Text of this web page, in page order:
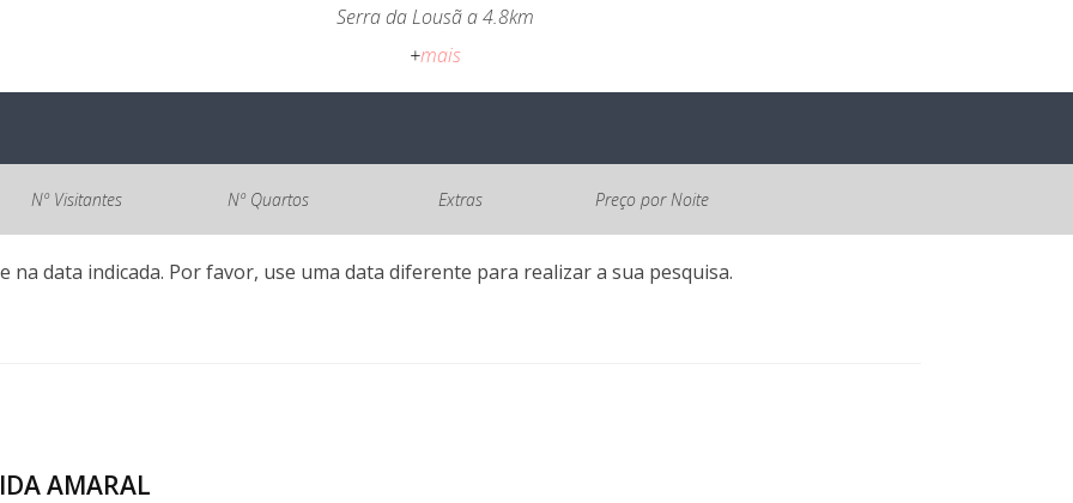
Serra da Lousã a 4.8km
+mais
de check-in.
Nº Visitantes Nº Quartos Extras Preço por Noite
na data indicada. Por favor, use uma data diferente para realizar a sua pesquisa.
AMARAL